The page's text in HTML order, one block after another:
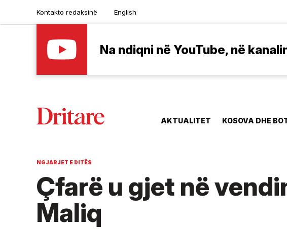
Kontakto redaksinë English
Na ndiqni në YouTube, në
AKTUALITET KOSOVA DHE
NGJARJET E DITËS
Çfarë u gjet në
Maliq